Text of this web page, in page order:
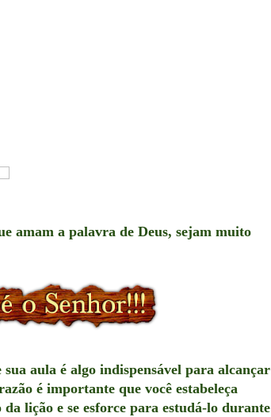
amam a palavra de Deus, sejam muito
aula é algo indispensável para alcançar
é importante que você estabeleça
lição e se esforce para estudá-lo durante